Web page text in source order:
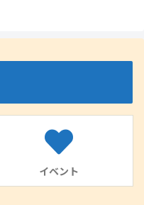
イベント